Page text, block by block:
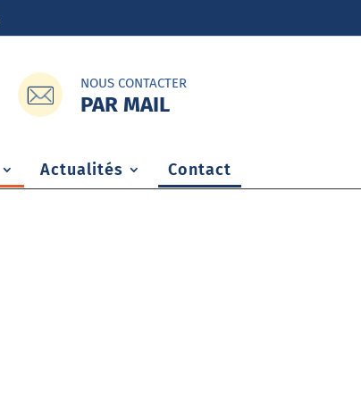
NOUS CONTACTER
PAR MAIL
Actualités Contact